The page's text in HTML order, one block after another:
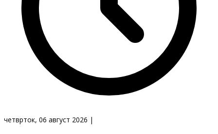
четврток, 06 август 2026 |